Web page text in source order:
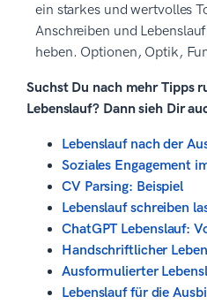
ein starkes und wertvolles
Anschreiben und
heben. Optionen, Optik,
Suchst Du nach mehr Tipps
Lebenslauf? Dann sieh Dir
Lebenslauf nach der
Soziales Engagement
CV Parsing: Beispiel
Lebenslauf schreiben
ChatGPT Lebenslauf:
Handschriftlicher
Ausformulierter
Lebenslauf für die